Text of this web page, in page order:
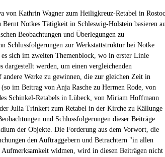
von Kathrin Wagner zum Heiligkreuz-Retabel in
Notkes Tätigkeit in Schleswig-Holstein basieren
Beobachtungen und Überlegungen zu
Schlussfolgerungen zur Werkstattstruktur bei Notke
sich im zweiten Themenblock, wo in erster Linie
dargestellt werden, um einen vergleichenden
Werke zu gewinnen, die zur gleichen Zeit in
(so im Beitrag von Anja Rasche zu Hermen Rode, von
Schinkel-Retabels in Lübeck, von Miriam Hoffmann
Julia Trinkert zum Retabel in der Kirche zu Källunge
und Schlussfolgerungen dieser Beiträge
der Objekte. Die Forderung aus dem Vorwort, die
den Auftraggebern und Betrachtern "in allen
widmen, wird in diesen Beiträgen nicht